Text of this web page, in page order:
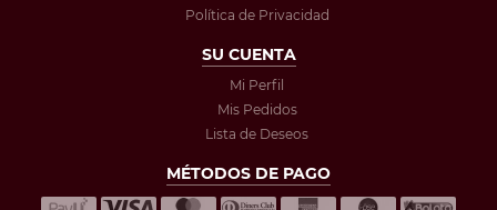
Política de Privacidad
SU CUENTA
Mi Perfil
Mis Pedidos
Lista de Deseos
MÉTODOS DE PAGO